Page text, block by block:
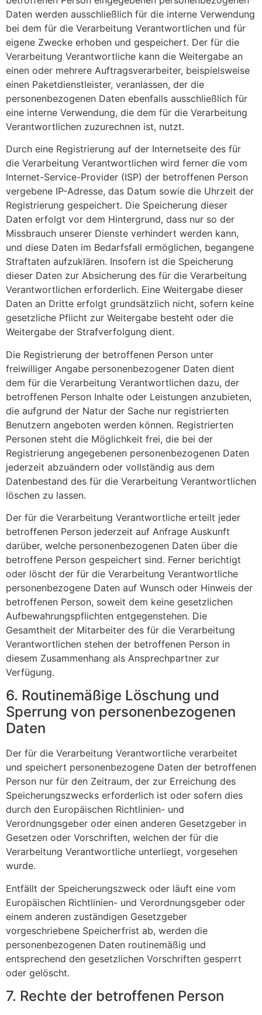
Daten werden ausschließlich für die interne Verwendung
bei dem für die Verarbeitung Verantwortlichen und für
eigene Zwecke erhoben und gespeichert. Der für die
Verarbeitung Verantwortliche kann die Weitergabe an
einen oder mehrere Auftragsverarbeiter, beispielsweise
einen Paketdienstleister, veranlassen, der die
personenbezogenen Daten ebenfalls ausschließlich für
eine interne Verwendung, die dem für die Verarbeitung
Verantwortlichen zuzurechnen ist, nutzt.
Durch eine Registrierung auf der Internetseite des für
die Verarbeitung Verantwortlichen wird ferner die vom
Internet-Service-Provider (ISP) der betroffenen Person
vergebene IP-Adresse, das Datum sowie die Uhrzeit der
Registrierung gespeichert. Die Speicherung dieser
Daten erfolgt vor dem Hintergrund, dass nur so der
Missbrauch unserer Dienste verhindert werden kann,
und diese Daten im Bedarfsfall ermöglichen, begangene
Straftaten aufzuklären. Insofern ist die Speicherung
dieser Daten zur Absicherung des für die Verarbeitung
Verantwortlichen erforderlich. Eine Weitergabe dieser
Daten an Dritte erfolgt grundsätzlich nicht, sofern keine
gesetzliche Pflicht zur Weitergabe besteht oder die
Weitergabe der Strafverfolgung dient.
Die Registrierung der betroffenen Person unter
freiwilliger Angabe personenbezogener Daten dient
dem für die Verarbeitung Verantwortlichen dazu, der
betroffenen Person Inhalte oder Leistungen anzubieten,
die aufgrund der Natur der Sache nur registrierten
Benutzern angeboten werden können. Registrierten
Personen steht die Möglichkeit frei, die bei der
Registrierung angegebenen personenbezogenen Daten
jederzeit abzuändern oder vollständig aus dem
Datenbestand des für die Verarbeitung Verantwortlichen
löschen zu lassen.
Der für die Verarbeitung Verantwortliche erteilt jeder
betroffenen Person jederzeit auf Anfrage Auskunft
darüber, welche personenbezogenen Daten über die
betroffene Person gespeichert sind. Ferner berichtigt
oder löscht der für die Verarbeitung Verantwortliche
personenbezogene Daten auf Wunsch oder Hinweis der
betroffenen Person, soweit dem keine gesetzlichen
Aufbewahrungspflichten entgegenstehen. Die
Gesamtheit der Mitarbeiter des für die Verarbeitung
Verantwortlichen stehen der betroffenen Person in
diesem Zusammenhang als Ansprechpartner zur
Verfügung.
6. Routinemäßige Löschung und
Sperrung von personenbezogenen
Daten
Der für die Verarbeitung Verantwortliche verarbeitet
und speichert personenbezogene Daten der betroffenen
Person nur für den Zeitraum, der zur Erreichung des
Speicherungszwecks erforderlich ist oder sofern dies
durch den Europäischen Richtlinien- und
Verordnungsgeber oder einen anderen Gesetzgeber in
Gesetzen oder Vorschriften, welchen der für die
Verarbeitung Verantwortliche unterliegt, vorgesehen
wurde.
Entfällt der Speicherungszweck oder läuft eine vom
Europäischen Richtlinien- und Verordnungsgeber oder
einem anderen zuständigen Gesetzgeber
vorgeschriebene Speicherfrist ab, werden die
personenbezogenen Daten routinemäßig und
entsprechend den gesetzlichen Vorschriften gesperrt
oder gelöscht.
7. Rechte der betroffenen Person